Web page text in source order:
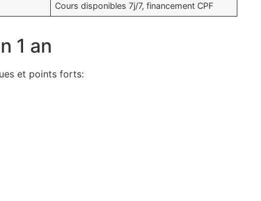
Cours disponibles 7j/7, financement CPF
1 an
et points forts: